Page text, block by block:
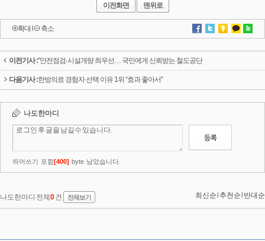
이전화면 맨위로
확대l 축소
이전기사 :"안전점검·시설개량 최우선… 국민에게 신뢰받는 철도공단
다음기사 :한방의료 경험자 선택 이유 1위 “효과 좋아서”